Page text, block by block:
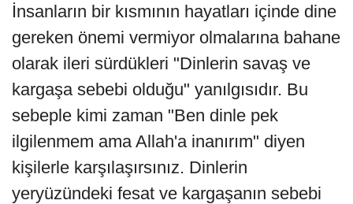
İnsanların bir kısmının hayatları içinde dine
gereken önemi vermiyor olmalarına bahane
olarak ileri sürdükleri "Dinlerin savaş ve
kargaşa sebebi olduğu" yanılgısıdır. Bu
sebeple kimi zaman "Ben dinle pek
ilgilenmem ama Allah'a inanırım" diyen
kişilerle karşılaşırsınız. Dinlerin
yeryüzündeki fesat ve kargaşanın sebebi